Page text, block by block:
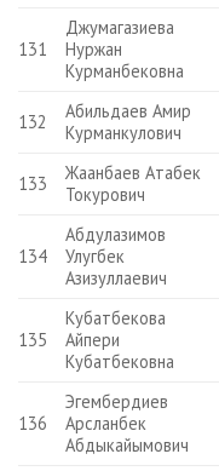
131
Джумагазиева
Нуржан
Курманбековна
132
Абильдаев Амир
Курманкулович
133
Жаанбаев Атабек
Токурович
134
Абдулазимов
Улугбек
Азизуллаевич
135
Кубатбекова
Айпери
Кубатбековна
136
Эгембердиев
Арсланбек
Абдыкайымович